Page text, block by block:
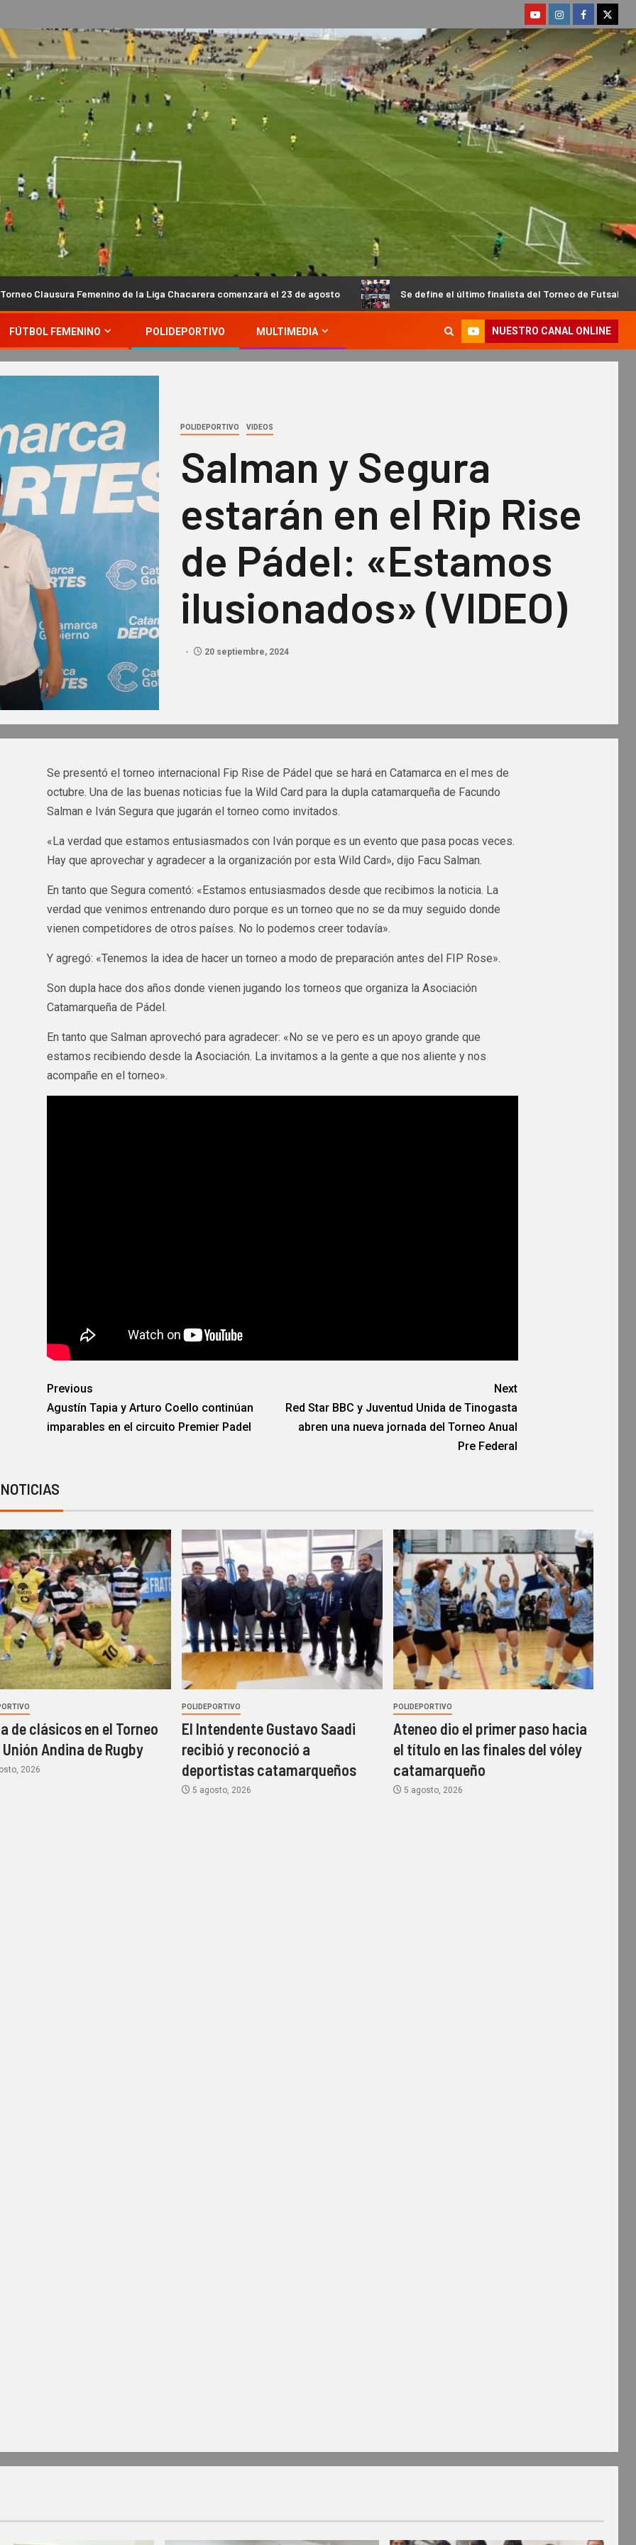
de la Liga Chacarera comenzará el 23 de agosto Se define el último finalista del Torneo de Futsal Chacarero
FÚTBOL FEMENINO POLIDEPORTIVO MULTIMEDIA NUESTRO CANAL ONLINE
POLIDEPORTIVO VIDEOS
Salman y Segura
estarán en el Rip Rise
de Pádel: «Estamos
ilusionados» (VIDEO)
20 septiembre, 2024
Se presentó el torneo internacional Fip Rise de Pádel que se hará en Catamarca en el mes de
octubre. Una de las buenas noticias fue la Wild Card para la dupla catamarqueña de Facundo
Salman e Iván Segura que jugarán el torneo como invitados.
«La verdad que estamos entusiasmados con Iván porque es un evento que pasa pocas veces.
Hay que aprovechar y agradecer a la organización por esta Wild Card», dijo Facu Salman.
En tanto que Segura comentó: «Estamos entusiasmados desde que recibimos la noticia. La
verdad que venimos entrenando duro porque es un torneo que no se da muy seguido donde
vienen competidores de otros países. No lo podemos creer todavía».
Y agregó: «Tenemos la idea de hacer un torneo a modo de preparación antes del FIP Rose».
Son dupla hace dos años donde vienen jugando los torneos que organiza la Asociación
Catamarqueña de Pádel.
En tanto que Salman aprovechó para agradecer: «No se ve pero es un apoyo grande que
estamos recibiendo desde la Asociación. La invitamos a la gente a que nos aliente y nos
acompañe en el torneo».
Previous
Agustín Tapia y Arturo Coello continúan
imparables en el circuito Premier Padel
Next
Red Star BBC y Juventud Unida de Tinogasta
abren una nueva jornada del Torneo Anual
Pre Federal
de clásicos en el Torneo
Andina de Rugby
2026
POLIDEPORTIVO
El Intendente Gustavo Saadi
recibió y reconoció a
deportistas catamarqueños
5 agosto, 2026
POLIDEPORTIVO
Ateneo dio el primer paso hacia
el título en las finales del vóley
catamarqueño
5 agosto, 2026